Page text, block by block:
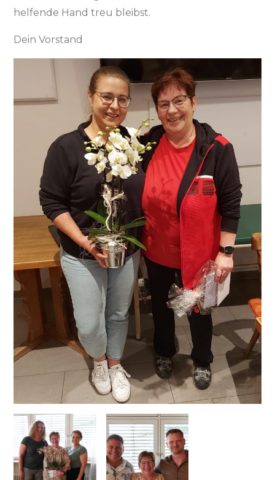
helfende Hand treu bleibst.
Dein Vorstand